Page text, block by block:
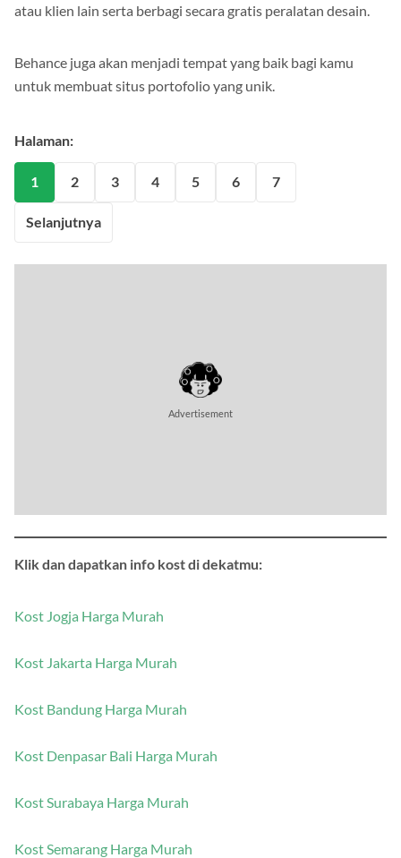
atau klien lain serta berbagi secara gratis peralatan desain.
Behance juga akan menjadi tempat yang baik bagi kamu
untuk membuat situs portofolio yang unik.
Halaman:
1 2 3 4 5 6 7
Selanjutnya
Advertisement
Klik dan dapatkan info kost di dekatmu:
Kost Jogja Harga Murah
Kost Jakarta Harga Murah
Kost Bandung Harga Murah
Kost Denpasar Bali Harga Murah
Kost Surabaya Harga Murah
Kost Semarang Harga Murah